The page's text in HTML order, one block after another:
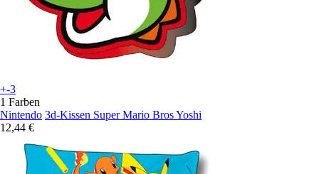
+-3
1 Farben
Nintendo 3d-Kissen Super Mario Bros Yoshi
12,44 €